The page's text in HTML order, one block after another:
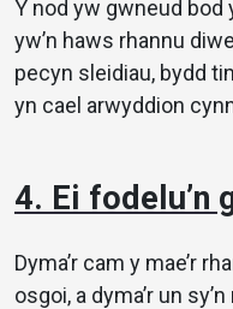
Y nod yw gwneud bod
yw’n haws rhannu
pecyn sleidiau, bydd
yn cael arwyddion
4. Ei fodelu’n
Dyma’r cam y mae’r
osgoi, a dyma’r un